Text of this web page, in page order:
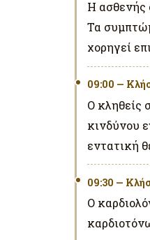
Η ασθενής
Τα
χορηγεί
09:00 —
Ο κληθείς
κινδύνου
εντατική
09:30 —
Ο